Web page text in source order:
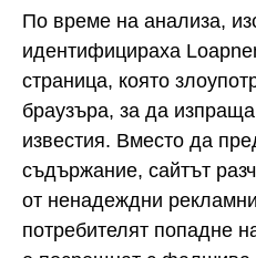
По време на анализа,
идентифицираха
страница, която
браузъра, за да
известия. Вместо да
съдържание, сайтът
от ненадеждни
потребителят попадне